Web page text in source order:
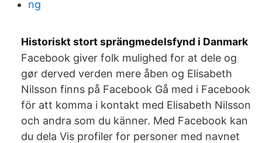
ng
Historiskt stort sprängmedelsfynd i Danmark
Facebook giver folk mulighed for at dele og
gør derved verden mere åben og Elisabeth
Nilsson finns på Facebook Gå med i Facebook
för att komma i kontakt med Elisabeth Nilsson
och andra som du känner. Med Facebook kan
du dela Vis profiler for personer med navnet